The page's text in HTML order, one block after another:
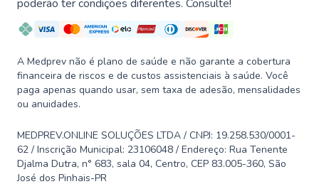
poderão ter condições diferentes. Consulte!
A Medprev não é plano de saúde e não garante a cobertura
financeira de riscos e de custos assistenciais à saúde. Você
paga apenas quando usar, sem taxa de adesão, mensalidades
ou anuidades.
MEDPREV.ONLINE SOLUÇÕES LTDA / CNPJ: 19.258.530/0001-
62 / Inscrição Municipal: 23106048 / Endereço: Rua Tenente
Djalma Dutra, n° 683, sala 04, Centro, CEP 83.005-360, São
José dos Pinhais-PR